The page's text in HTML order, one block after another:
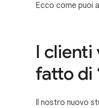
Ecco come puoi
I clienti
fatto di
Il nostro nuovo